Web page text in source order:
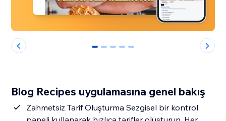
0 1 2 3 4
Blog Recipes uygulamasına genel bakış
Zahmetsiz Tarif Oluşturma Sezgisel bir kontrol